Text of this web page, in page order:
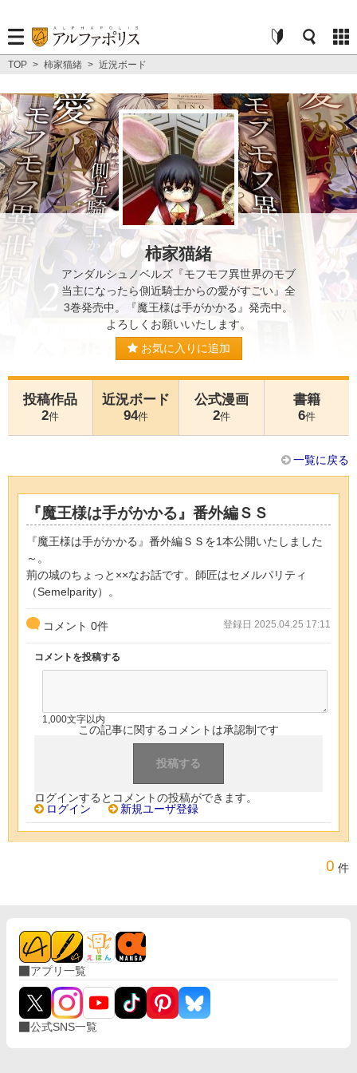
TOP > 柿家猫緒 > 近況ボード
柿家猫緒
アンダルシュノベルズ『モフモフ異世界のモブ
当主になったら側近騎士からの愛がすごい』全
3巻発売中。『魔王様は手がかかる』発売中。
よろしくお願いいたします。
お気に入りに追加
投稿作品
2件
近況ボード
94件
公式漫画
2件
書籍
6件
一覧に戻る
『魔王様は手がかかる』番外編ＳＳ
『魔王様は手がかかる』番外編ＳＳを1本公開いたしました
～。
荊の城のちょっと××なお話です。師匠はセメルパリティ
（Semelparity）。
コメント 0件 登録日 2025.04.25 17:11
コメントを投稿する
1,000文字以内
この記事に関するコメントは承認制です
ログインするとコメントの投稿ができます。
ログイン
新規ユーザ登録
0 件
アプリ一覧
公式SNS一覧